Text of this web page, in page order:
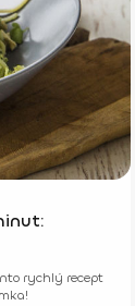
rychlý recept